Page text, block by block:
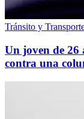
Tránsito y
Un joven de 26
contra una